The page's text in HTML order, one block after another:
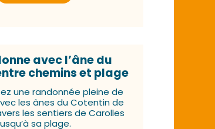
avec l’âne du
chemins et plage
une randonnée pleine de
les ânes du Cotentin de
les sentiers de Carolles
sa plage.